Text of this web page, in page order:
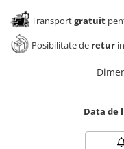
Solutii de curatat &
Canturi ABS
Clesti/ patenti
Surubelnite
Alte scule & unelte
Transportgratuit
Posibilitate de retur
Data de